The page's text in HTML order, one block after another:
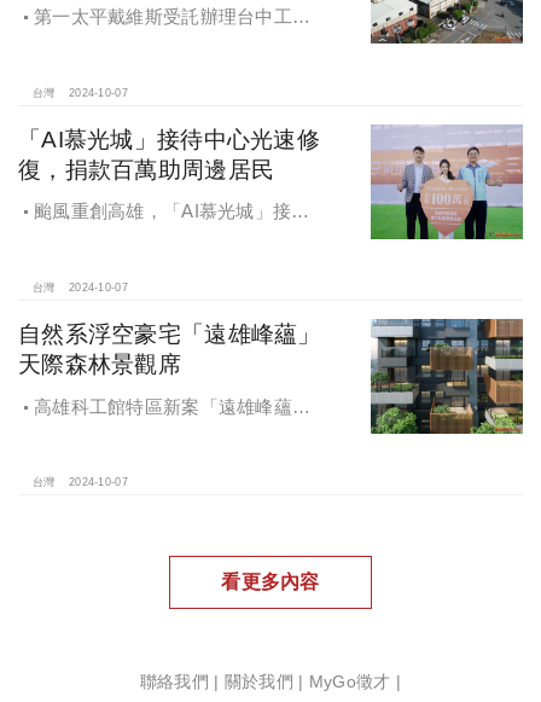
第一太平戴維斯受託辦理台中工業
價率5％。
台灣 2024-10-07
「AI慕光城」接待中心光速修
復，捐款百萬助周邊居民
颱風重創高雄，「AI慕光城」接待
民復原家園
台灣 2024-10-07
自然系浮空豪宅「遠雄峰蘊」
天際森林景觀席
高雄科工館特區新案「遠雄峰蘊」
台灣 2024-10-07
看更多內容
聯絡我們 | 關於我們 | MyGo徵才 |